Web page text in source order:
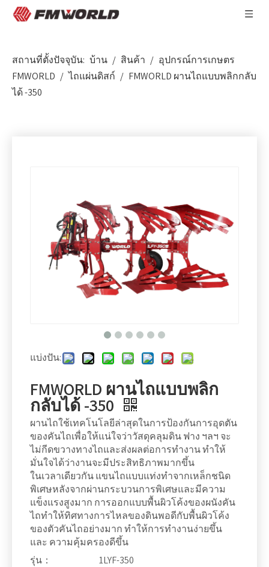
สถานที่ตั้งปัจจุบัน: บ้าน / สินค้า / อุปกรณ์การเกษตร
FMWORLD / ไถแผ่นดิสก์ / FMWORLD ผานไถแบบพลิกกลับ
ได้ -350
แบ่งปัน:
FMWORLD ผานไถแบบพลิก
กลับได้ -350
ผานไถใช้เทคโนโลยีล่าสุดในการป้องกันการอุดตัน
ของคันไถเพื่อให้แน่ใจว่าวัสดุคลุมดิน ฟาง ฯลฯ จะ
ไม่กีดขวางทางไถและส่งผลต่อการทำงาน ทำให้
มั่นใจได้ว่างานจะมีประสิทธิภาพมากขึ้น
ในเวลาเดียวกัน แขนไถแบบแท่งทำจากเหล็กชนิด
พิเศษหลังจากผ่านกระบวนการพิเศษและมีความ
แข็งแรงสูงมาก การออกแบบพื้นผิวโค้งของผนังคัน
ไถทำให้ทิศทางการไหลของดินพอดีกับพื้นผิวโค้ง
ของตัวคันไถอย่างมาก ทำให้การทำงานง่ายขึ้น
และ ความคุ้มครองดีขึ้น
รุ่น：
1LYF-350